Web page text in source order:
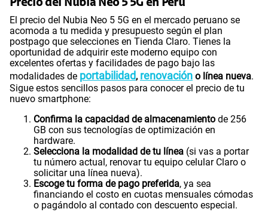
Precio del Nubia Neo 5 5G en Perú
El precio del Nubia Neo 5 5G en el mercado peruano se
acomoda a tu medida y presupuesto según el plan
postpago que selecciones en Tienda Claro. Tienes la
oportunidad de adquirir este moderno equipo con
excelentes ofertas y facilidades de pago bajo las
modalidades de portabilidad, renovación o línea nueva.
Sigue estos sencillos pasos para conocer el precio de tu
nuevo smartphone:
Confirma la capacidad de almacenamiento de 256
GB con sus tecnologías de optimización en
hardware.
Selecciona la modalidad de tu línea (si vas a portar
tu número actual, renovar tu equipo celular Claro o
solicitar una línea nueva).
Escoge tu forma de pago preferida, ya sea
financiando el costo en cuotas mensuales cómodas
o pagándolo al contado con descuento especial.